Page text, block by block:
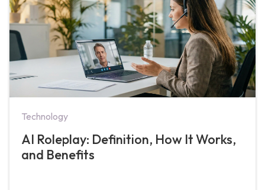
Technology
AI Roleplay: Definition, How It Works,
and Benefits